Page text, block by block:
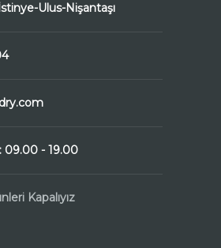
Ulus-Nişantaşı
09.00 - 19.00
Kapalıyız